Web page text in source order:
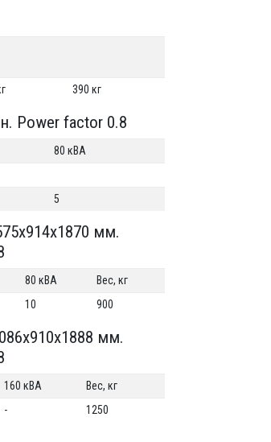
390 кг
Power factor 0.8
80 кВА
5
мм.
80 кВА
Вес, кг
10 900
мм.
160 кВА
Вес, кг
- 1250